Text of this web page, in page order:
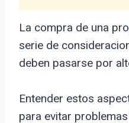
La compra de una
serie de
deben pasarse por
Entender estos
para evitar